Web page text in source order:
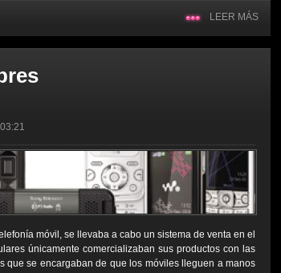
LEER MÁS
móvil, se llevaba a cabo un sistema de venta en el
únicamente comercializaban sus productos con las
que se encargaban de que los móviles lleguen a manos